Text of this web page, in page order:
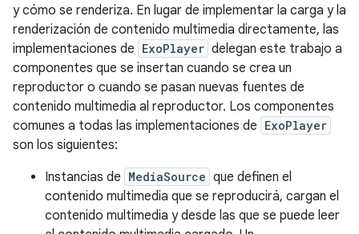
y cómo se renderiza. En lugar de implementar la carga y la
renderización de contenido multimedia directamente, las
implementaciones de ExoPlayer delegan este trabajo a
componentes que se insertan cuando se crea un
reproductor o cuando se pasan nuevas fuentes de
contenido multimedia al reproductor. Los componentes
comunes a todas las implementaciones de ExoPlayer
son los siguientes:
Instancias de MediaSource que definen el
contenido multimedia que se reproducirá, cargan el
contenido multimedia y desde las que se puede leer